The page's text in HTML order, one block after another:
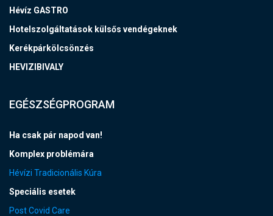
Hévíz GASTRO
Hotelszolgáltatások külsős vendégeknek
Kerékpárkölcsönzés
HEVIZIBIVALY
EGÉSZSÉGPROGRAM
Ha csak pár napod van!
Komplex problémára
Hévízi Tradicionális Kúra
Speciális esetek
Post Covid Care